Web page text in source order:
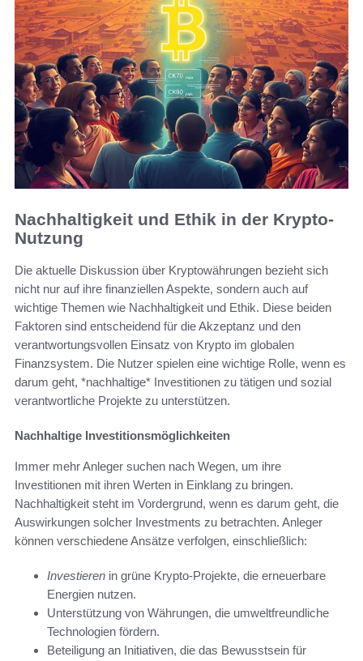
Nachhaltigkeit und Ethik in der Krypto-
Nutzung
Die aktuelle Diskussion über Kryptowährungen bezieht sich
nicht nur auf ihre finanziellen Aspekte, sondern auch auf
wichtige Themen wie Nachhaltigkeit und Ethik. Diese beiden
Faktoren sind entscheidend für die Akzeptanz und den
verantwortungsvollen Einsatz von Krypto im globalen
Finanzsystem. Die Nutzer spielen eine wichtige Rolle, wenn es
darum geht, *nachhaltige* Investitionen zu tätigen und sozial
verantwortliche Projekte zu unterstützen.
Nachhaltige Investitionsmöglichkeiten
Immer mehr Anleger suchen nach Wegen, um ihre
Investitionen mit ihren Werten in Einklang zu bringen.
Nachhaltigkeit steht im Vordergrund, wenn es darum geht, die
Auswirkungen solcher Investments zu betrachten. Anleger
können verschiedene Ansätze verfolgen, einschließlich:
Investieren in grüne Krypto-Projekte, die erneuerbare
Energien nutzen.
Unterstützung von Währungen, die umweltfreundliche
Technologien fördern.
Beteiligung an Initiativen, die das Bewusstsein für